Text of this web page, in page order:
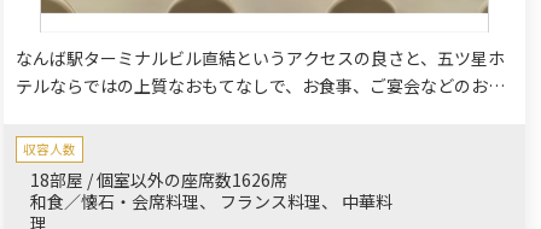
なんば駅ターミナルビル直結というアクセスの良さと、五ツ星ホ
テルならではの上質なおもてなしで、お食事、ご宴会などのお集
ご家族で安心してご利用いただける個室も擁しております。
収容人数
18部屋 / 個室以外の座席数1626席
和食／懐石・会席料理
フランス料理
中華料
理